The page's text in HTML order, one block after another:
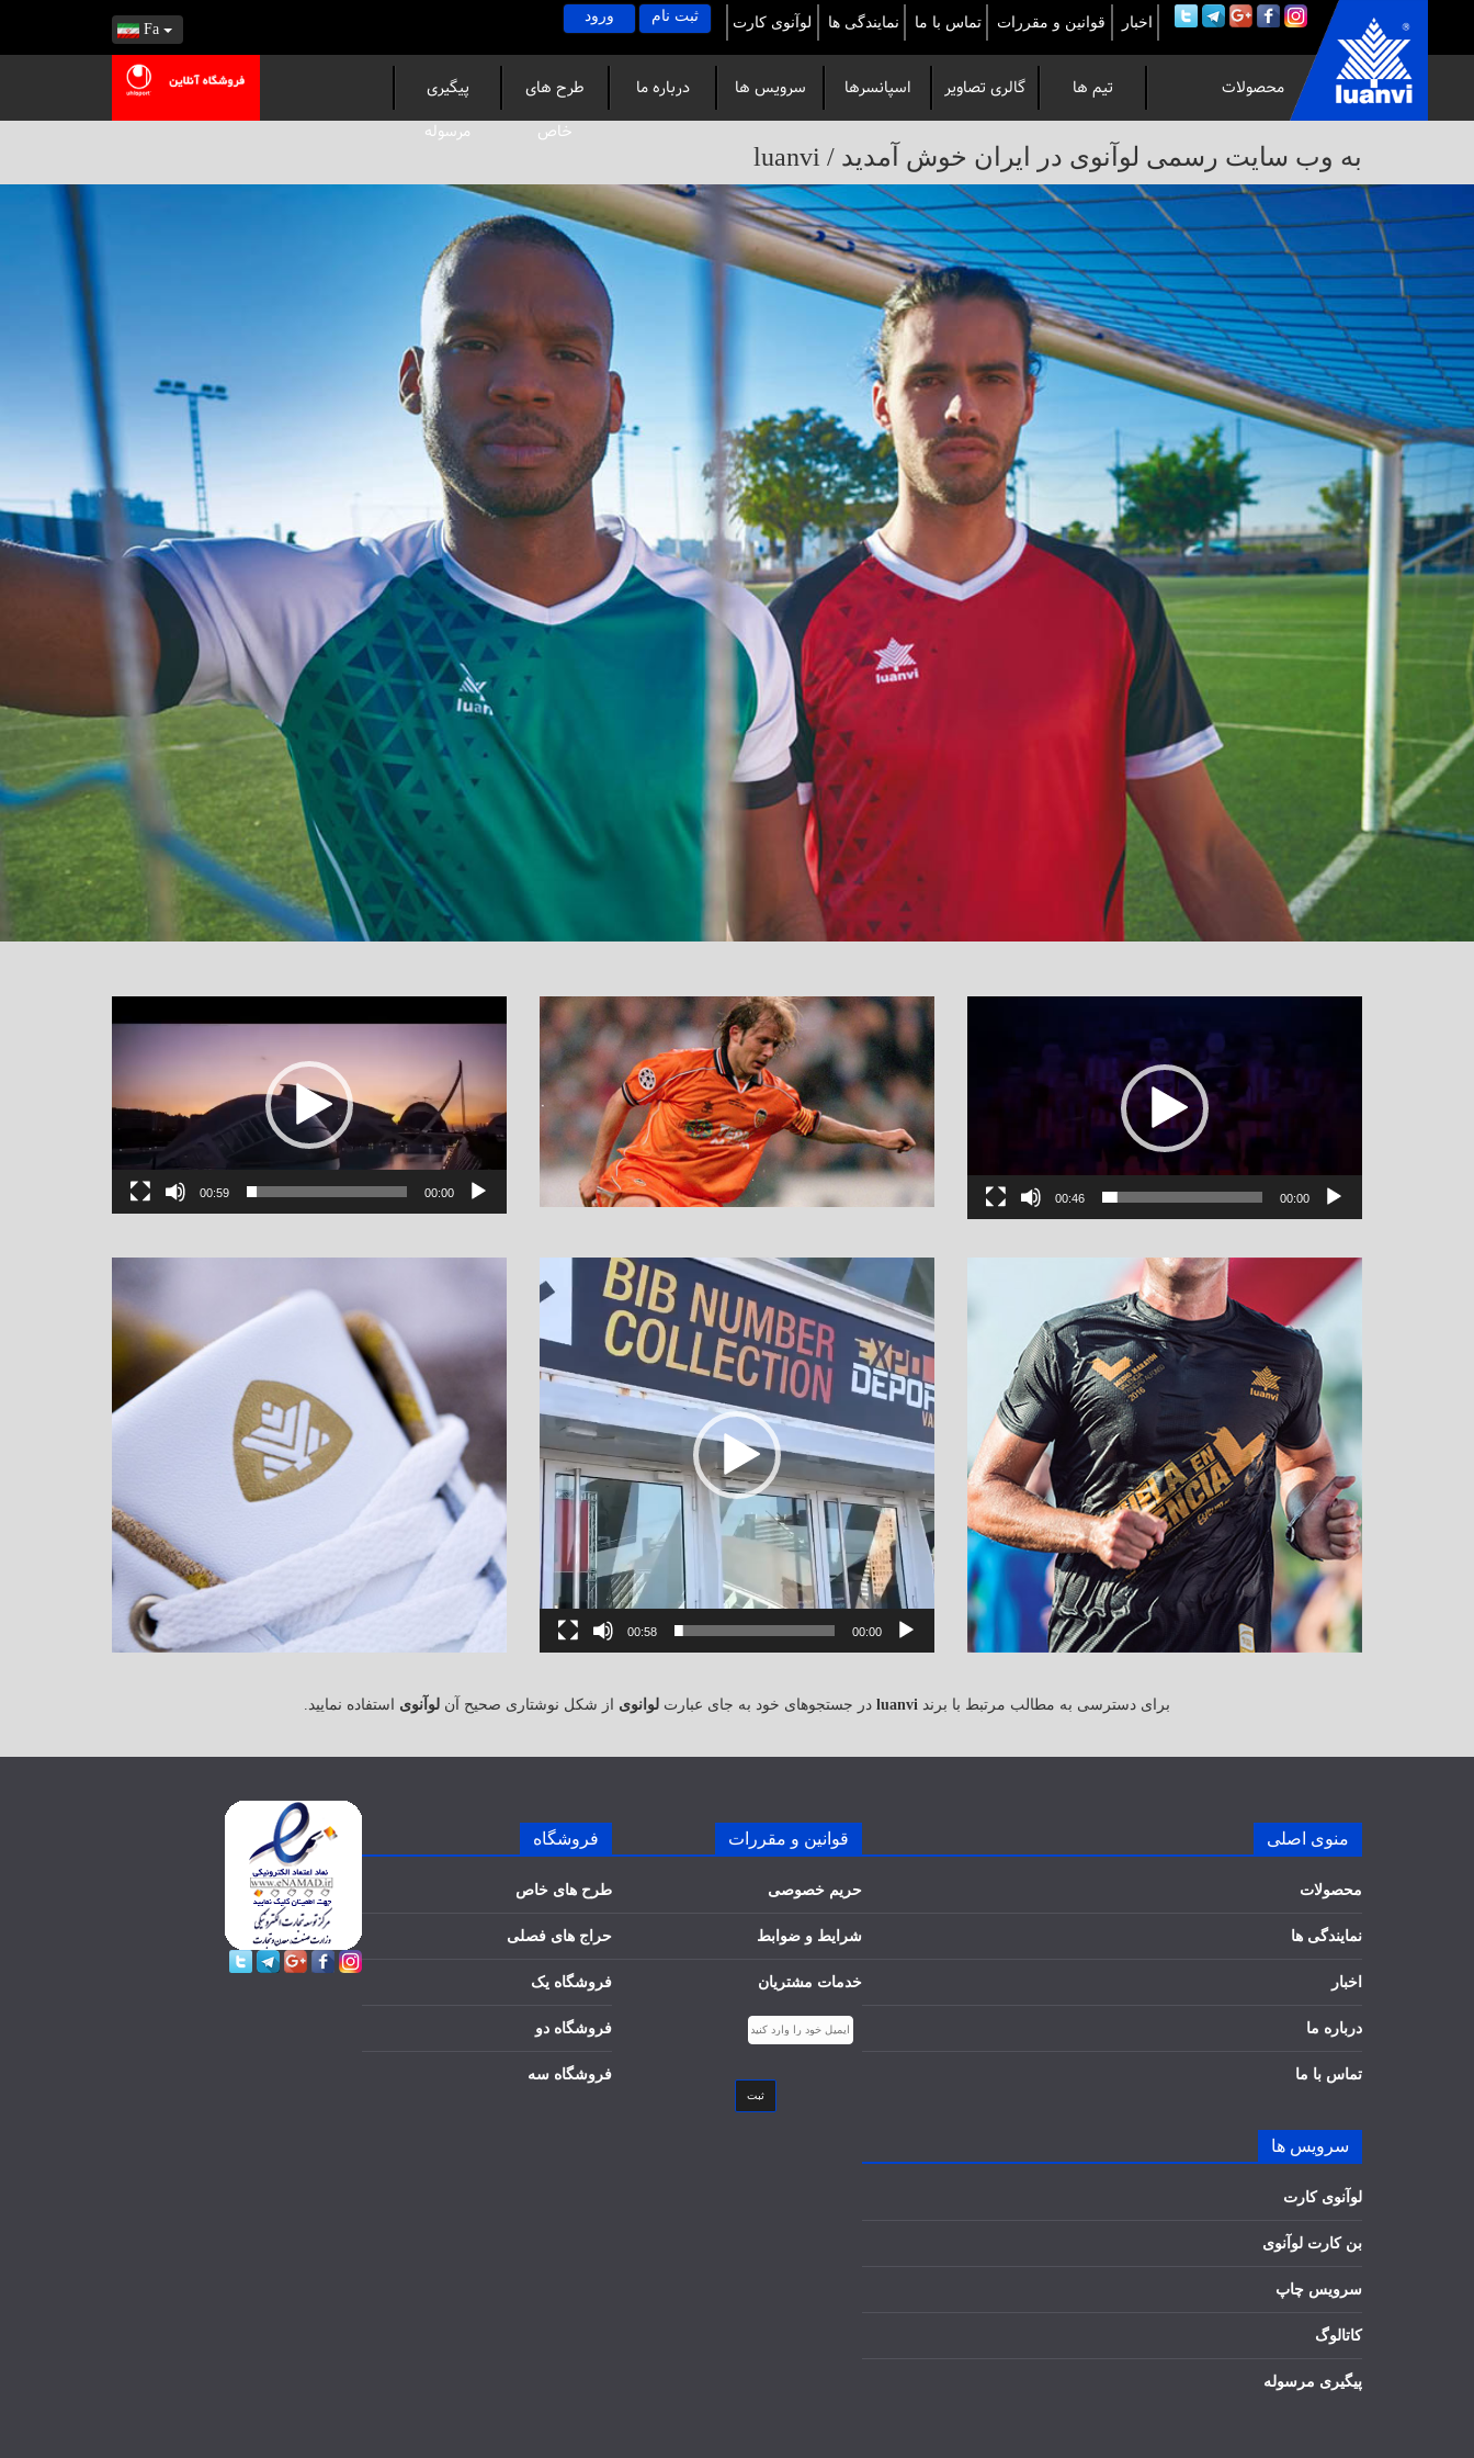
Fa
وب
سایت
رسمی
لوآنوی
در
ایران
خوش
آمدید
/
luanvi
اخبار قوانین و مقررات تماس با ما نمایندگی ها لوآنوی کارت ثبت نام ورود
محصولات تیم ها گالری تصاویر اسپانسرها سرویس ها درباره ما
طرح های
خاص
پیگیری
مرسوله
به وب سایت رسمی لوآنوی در ایران خوش آمدید / luanvi
ویدیو
00:00
00:59 00:00
00:46
نمایشگر
ویدیو
00:00
00:58
برای دسترسی به مطالب مرتبط با برند luanvi در جستجوهای خود به جای عبارت لوانوی از شکل نوشتاری صحیح آن لوآنوی استفاده نمایید.
منوی اصلی
محصولات
نمایندگی ها
اخبار
درباره ما
تماس با ما
سرویس ها
لوآنوی کارت
بن کارت لوآنوی
سرویس چاپ
کاتالوگ
پیگیری مرسوله
قوانین و مقررات
حریم خصوصی
شرایط و ضوابط
خدمات مشتریان
ثبت
فروشگاه
طرح های خاص
حراج های فصلی
فروشگاه یک
فروشگاه دو
فروشگاه سه